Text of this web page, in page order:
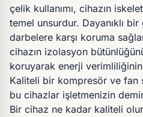
çelik kullanımı, cihazın
temel unsurdur. Dayanıklı
darbelere karşı koruma
cihazın izolasyon
koruyarak enerji
Kaliteli bir kompresör ve fan
bu cihazlar işletmenizin
Bir cihaz ne kadar kaliteli